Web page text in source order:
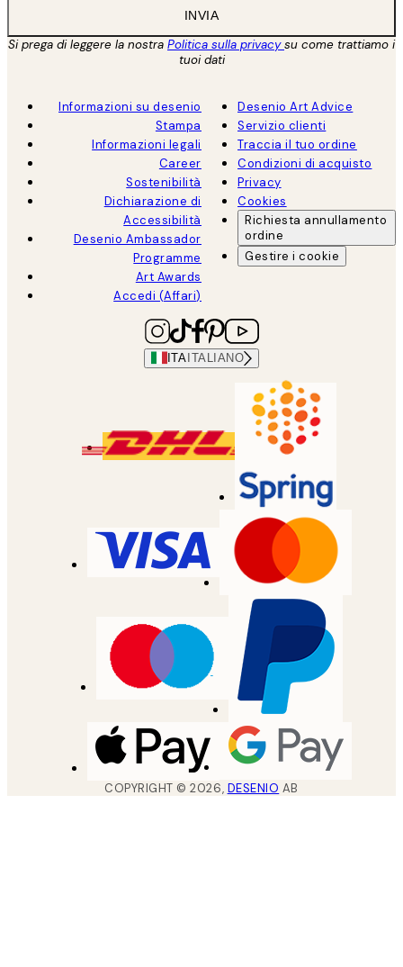
INVIA
Si prega di leggere la nostra Politica sulla privacysu come trattiamo i
tuoi dati
Informazioni su desenio
Stampa
Informazioni legali
Career
Sostenibilità
Dichiarazione di
Accessibilità
Desenio Ambassador
Programme
Art Awards
Accedi (Affari)
Desenio Art Advice
Servizio clienti
Traccia il tuo ordine
Condizioni di acquisto
Privacy
Cookies
Richiesta annullamento
ordine
Gestire i cookie
ITA ITALIANO
COPYRIGHT ©2026, DESENIO AB